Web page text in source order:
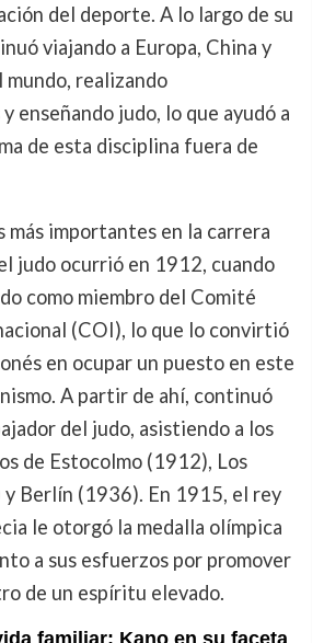
del deporte. A lo largo de su
viajando a Europa, China y
realizando
enseñando judo, lo que ayudó a
de esta disciplina fuera de
más importantes en la carrera
judo ocurrió en 1912, cuando
como miembro del Comité
(COI), lo que lo convirtió
en ocupar un puesto en este
A partir de ahí, continuó
del judo, asistiendo a los
de Estocolmo (1912), Los
Berlín (1936). En 1915, el rey
le otorgó la medalla olímpica
a sus esfuerzos por promover
de un espíritu elevado.